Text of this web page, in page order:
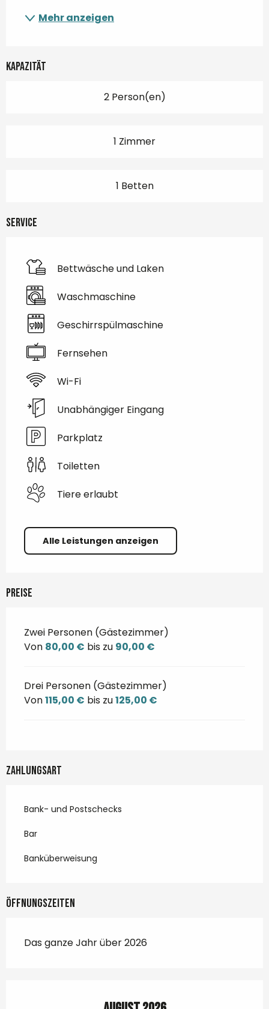
Mehr anzeigen
Kapazität
2 Person(en)
1 Zimmer
1 Betten
Service
Bettwäsche und Laken
Waschmaschine
Geschirrspülmaschine
Fernsehen
Wi-Fi
Unabhängiger Eingang
Parkplatz
Toiletten
Tiere erlaubt
Alle Leistungen anzeigen
Preise
Zwei Personen (Gästezimmer)
Von 80,00 € bis zu 90,00 €
Drei Personen (Gästezimmer)
Von115,00 € bis zu125,00 €
Zahlungsart
Bank- und Postschecks
Bar
Banküberweisung
Öffnungszeiten
Das ganze Jahr über 2026